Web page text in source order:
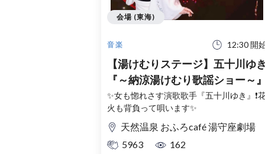
音楽 12:30 開
【湯けむりステージ】五十川ゆ
『～納涼湯けむり歌謡ショー～
✨女も惚れさす演歌歌手『五十川ゆき』❗️
火も背負って唄います✨
天然温泉 おふろcafé 湯守座劇場
5963
162
会場 (東海)